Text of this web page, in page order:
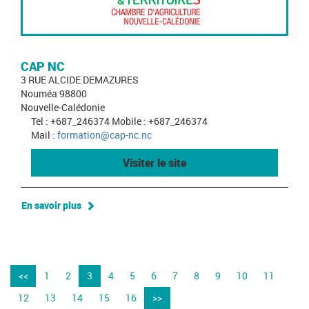
CAP NC
3 RUE ALCIDE DEMAZURES
Nouméa 98800
Nouvelle-Calédonie
Tel : +687_246374 Mobile : +687_246374
Mail : formation@cap-nc.nc
Visiter le site
En savoir plus
<< 1 2 3 4 5 6 7 8 9 10
11
12
13 14 15 16 >>